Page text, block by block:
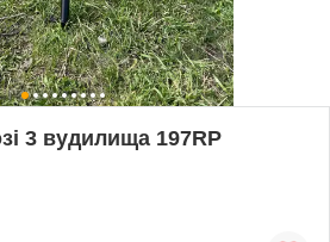
3 вудилища 197RP